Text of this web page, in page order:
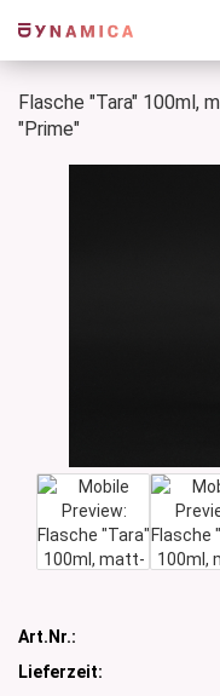
Flasche "Tara" 100ml,
"Prime"
Art.Nr.:
Lieferzeit: